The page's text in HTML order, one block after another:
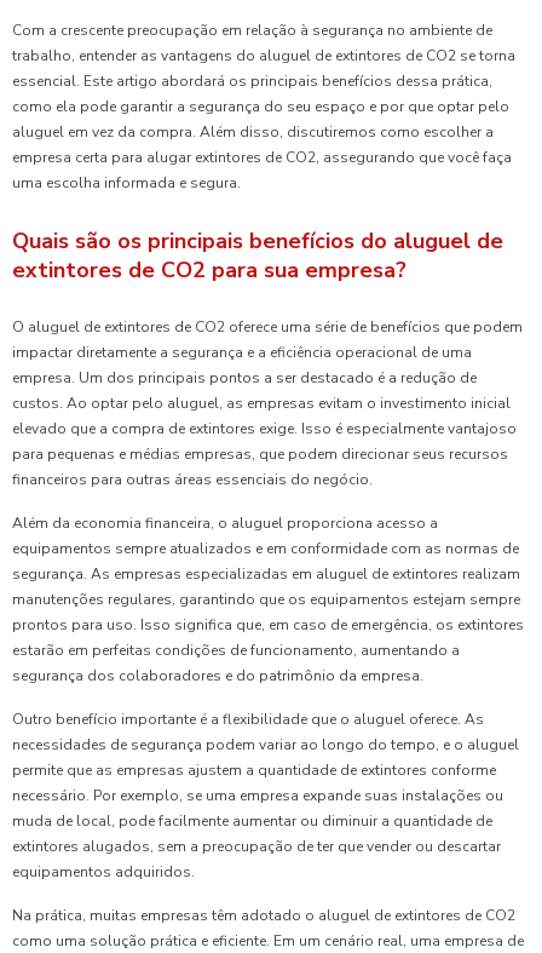
Com a crescente preocupação em relação à segurança no ambiente de
trabalho, entender as vantagens do aluguel de extintores de CO2 se torna
essencial. Este artigo abordará os principais benefícios dessa prática,
como ela pode garantir a segurança do seu espaço e por que optar pelo
aluguel em vez da compra. Além disso, discutiremos como escolher a
empresa certa para alugar extintores de CO2, assegurando que você faça
uma escolha informada e segura.
Quais são os principais benefícios do aluguel de
extintores de CO2 para sua empresa?
O aluguel de extintores de CO2 oferece uma série de benefícios que podem
impactar diretamente a segurança e a eficiência operacional de uma
empresa. Um dos principais pontos a ser destacado é a redução de
custos. Ao optar pelo aluguel, as empresas evitam o investimento inicial
elevado que a compra de extintores exige. Isso é especialmente vantajoso
para pequenas e médias empresas, que podem direcionar seus recursos
financeiros para outras áreas essenciais do negócio.
Além da economia financeira, o aluguel proporciona acesso a
equipamentos sempre atualizados e em conformidade com as normas de
segurança. As empresas especializadas em aluguel de extintores realizam
manutenções regulares, garantindo que os equipamentos estejam sempre
prontos para uso. Isso significa que, em caso de emergência, os extintores
estarão em perfeitas condições de funcionamento, aumentando a
segurança dos colaboradores e do patrimônio da empresa.
Outro benefício importante é a flexibilidade que o aluguel oferece. As
necessidades de segurança podem variar ao longo do tempo, e o aluguel
permite que as empresas ajustem a quantidade de extintores conforme
necessário. Por exemplo, se uma empresa expande suas instalações ou
muda de local, pode facilmente aumentar ou diminuir a quantidade de
extintores alugados, sem a preocupação de ter que vender ou descartar
equipamentos adquiridos.
Na prática, muitas empresas têm adotado o aluguel de extintores de CO2
como uma solução prática e eficiente. Em um cenário real, uma empresa de